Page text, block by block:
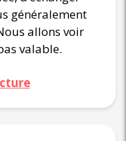
généralement
allons voir
valable.